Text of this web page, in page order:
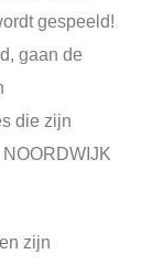
gespeeld!
gaan de
die zijn
zijn